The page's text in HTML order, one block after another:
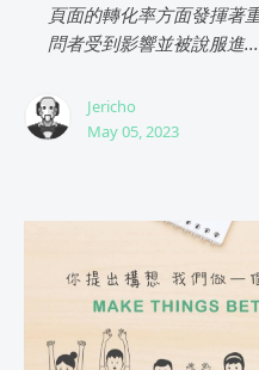
頁面的轉化率方面發揮著
問者受到影響並被說服進...
Jericho
May 05, 2023